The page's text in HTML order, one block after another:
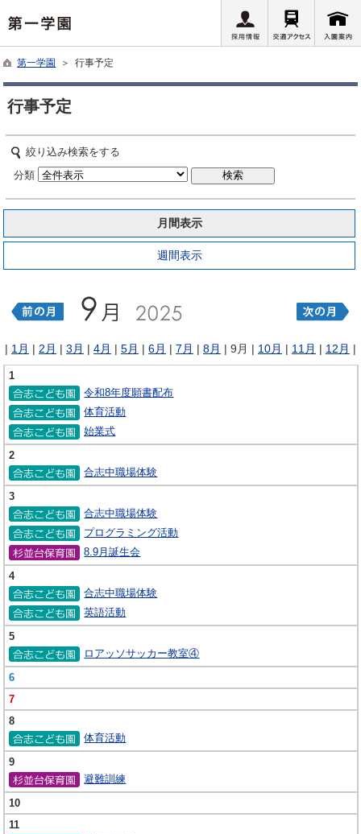
第一学園 ＞ 行事予定
行事予定
絞り込み検索をする
分類
月間表示
週間表示
| 1月 | 2月 | 3月 | 4月 | 5月 | 6月 | 7月 | 8月 | 9月 | 10月 | 11月 | 12月 |
1
令和8年度願書配布
体育活動
始業式
2
合志中職場体験
3
合志中職場体験
プログラミング活動
8.9月誕生会
4
合志中職場体験
英語活動
5
ロアッソサッカー教室④
6
7
8
体育活動
9
避難訓練
10
11